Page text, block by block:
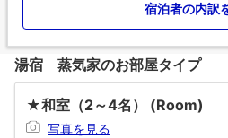
宿泊者の内訳
湯宿 蒸気家のお部屋タイプ
★和室（2～4名） (Room)
写真を見る